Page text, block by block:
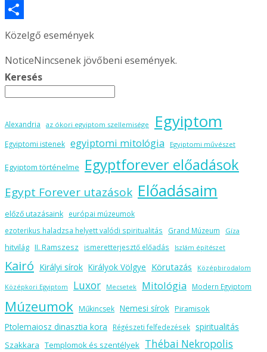
Email
Ossza
Közelgő események
NoticeNincsenek jövőbeni események.
Keresés
Alexandria az ókori egyiptom szellemisége Egyiptom
Egyiptomi istenek egyiptomi mitológia Egyiptomi művészet
Egyiptom történelme Egyptforever előadások
Egypt Forever utazások Előadásaim
előző utazásaink
európai múzeumok
ezoterikus haladzsa helyett valódi spiritualitás
Grand Múzeum Gíza
hitvilág II. Ramszesz ismeretterjesztő előadás Iszlám építészet
Kairó Királyi sírok Királyok Völgye Körutazás Középbirodalom
Középkori Egyiptom Luxor Mecsetek Mitológia Modern Egyiptom
Múzeumok Műkincsek Nemesi sírok Piramisok
Ptolemaiosz dinasztia kora
Régészeti felfedezések spiritualitás
Szakkara Templomok és szentélyek Thébai Nekropolis